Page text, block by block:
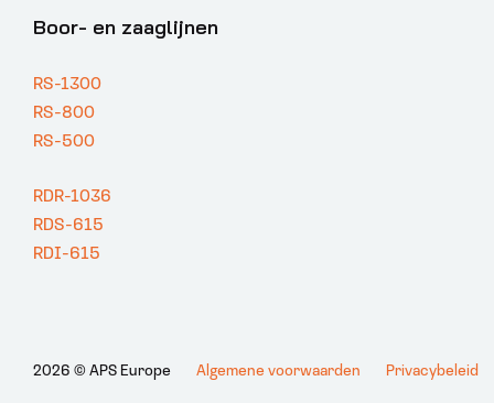
Boor- en zaaglijnen
RS-1300
RS-800
RS-500
RDR-1036
RDS-615
RDI-615
2026 © APS Europe Algemene voorwaarden Privacybeleid